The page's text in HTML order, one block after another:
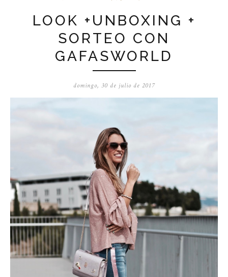
LOOK +UNBOXING +
SORTEO CON
GAFASWORLD
domingo, 30 de julio de 2017